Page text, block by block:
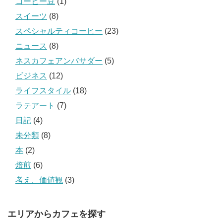
スイーツ (8)
スペシャルティコーヒー (23)
ニュース (8)
ネスカフェアンバサダー (5)
ビジネス (12)
ライフスタイル (18)
ラテアート (7)
日記 (4)
未分類 (8)
本 (2)
焙煎 (6)
考え、価値観 (3)
エリアからカフェを探す